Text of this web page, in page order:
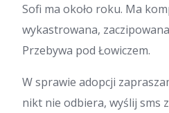
Sofi ma około roku. Ma
wykastrowana,
Przebywa pod Łowiczem.
W sprawie adopcji
nikt nie odbiera, wyślij sms